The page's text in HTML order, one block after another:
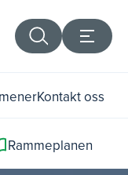
Kontakt oss
Rammeplanen